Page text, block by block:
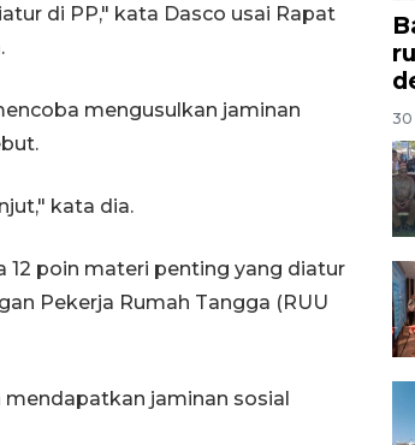
di PP," kata Dasco usai Rapat
mengusulkan jaminan
kata dia.
12 poin materi penting yang diatur
Pekerja Rumah Tangga (RUU
mendapatkan jaminan sosial
30